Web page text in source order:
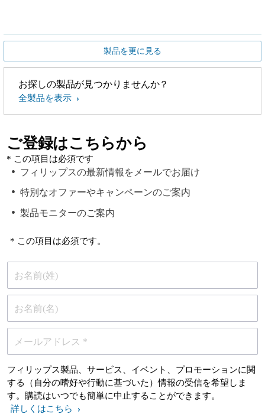
製品を更に見る
お探しの製品が見つかりませんか？
全製品を表示
ご登録はこちらから
* この項目は必須です
フィリップスの最新情報をメールでお届け
特別なオファーやキャンペーンのご案内
製品モニターのご案内
* この項目は必須です。
お名前(姓)
お名前(名)
メールアドレス *
フィリップス製品、サービス、イベント、プロモーションに関
する（自分の嗜好や行動に基づいた）情報の受信を希望しま
す。購読はいつでも簡単に中止することができます。
詳しくはこちら